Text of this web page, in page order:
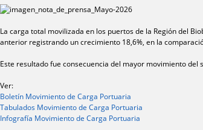
La carga total movilizada en los puertos de la Región del
anterior registrando un crecimiento 18,6%, en la
Este resultado fue consecuencia del mayor movimiento del
Ver:
Boletín Movimiento de Carga Portuaria
Tabulados Movimiento de Carga Portuaria
Infografía Movimiento de Carga Portuaria